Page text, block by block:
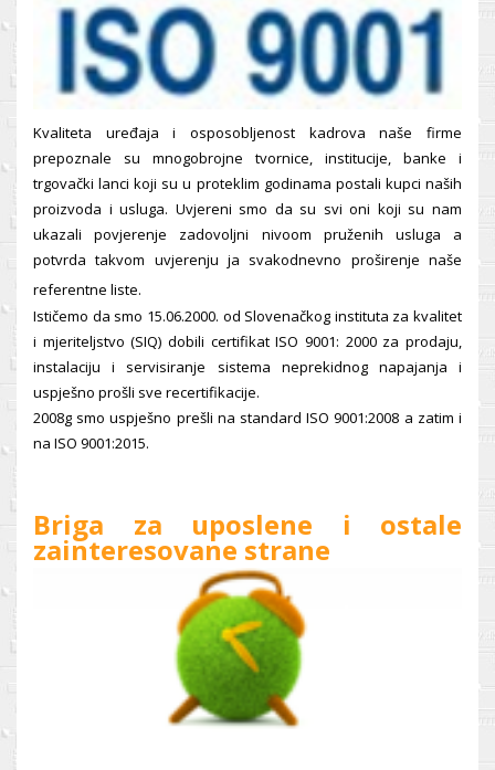
Kvaliteta uređaja i osposobljenost kadrova naše firme
prepoznale su mnogobrojne tvornice, institucije, banke i
trgovački lanci koji su u proteklim godinama postali kupci naših
proizvoda i usluga. Uvjereni smo da su svi oni koji su nam
ukazali povjerenje zadovoljni nivoom pruženih usluga a
potvrda takvom uvjerenju ja svakodnevno proširenje naše
referentne liste.
Ističemo da smo 15.06.2000. od Slovenačkog instituta za kvalitet
i mjeriteljstvo (SIQ) dobili certifikat ISO 9001: 2000 za prodaju,
instalaciju i servisiranje sistema neprekidnog napajanja i
uspješno prošli sve recertifikacije.
2008g smo uspješno prešli na standard ISO 9001:2008 a zatim i
na ISO 9001:2015.
Briga za uposlene i ostale
zainteresovane strane